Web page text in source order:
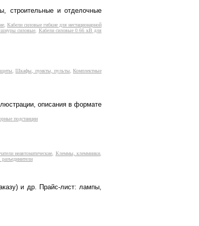
строительные и отделочные
, Кабели силовые гибкие для нестационарной
силовые
Кабели силовые 0.66 кВ для
,Шкафы, пункты, пульты ,Комплектные
описания в формате
подстанции
неавтоматические, Клеммы, клеммники,
и др. Прайс-лист: лампы,